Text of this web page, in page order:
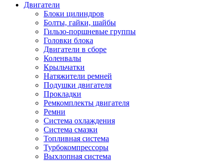
Двигатели
Блоки цилиндров
Болты, гайки, шайбы
Гильзо-поршневые группы
Головки блока
Двигатели в сборе
Коленвалы
Крыльчатки
Натяжители ремней
Подушки двигателя
Прокладки
Ремкомплекты двигателя
Ремни
Система охлаждения
Система смазки
Топливная система
Турбокомпрессоры
Выхлопная система